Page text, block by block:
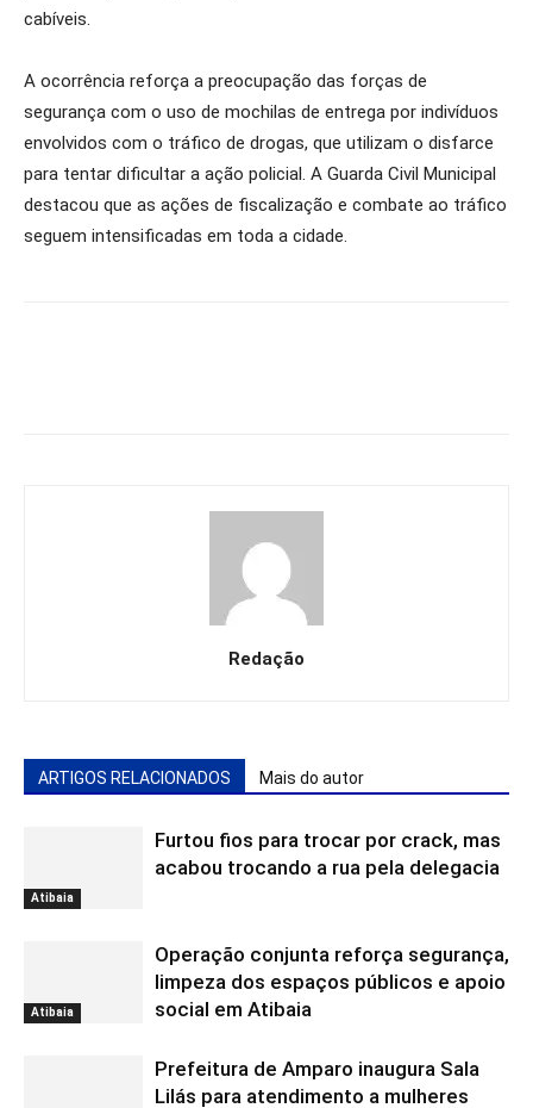
cabíveis.
A ocorrência reforça a preocupação das forças de
segurança com o uso de mochilas de entrega por indivíduos
envolvidos com o tráfico de drogas, que utilizam o disfarce
para tentar dificultar a ação policial. A Guarda Civil Municipal
destacou que as ações de fiscalização e combate ao tráfico
seguem intensificadas em toda a cidade.
Redação
ARTIGOS RELACIONADOS Mais do autor
Atibaia
Furtou fios para trocar por crack, mas
acabou trocando a rua pela delegacia
Atibaia
Operação conjunta reforça segurança,
limpeza dos espaços públicos e apoio
social em Atibaia
Prefeitura de Amparo inaugura Sala
Lilás para atendimento a mulheres